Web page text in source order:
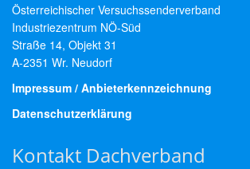
Österreichischer Versuchssenderverband
Industriezentrum NÖ-Süd
Straße 14, Objekt 31
A-2351 Wr. Neudorf
Impressum / Anbieterkennzeichnung
Datenschutzerklärung
Kontakt Dachverband